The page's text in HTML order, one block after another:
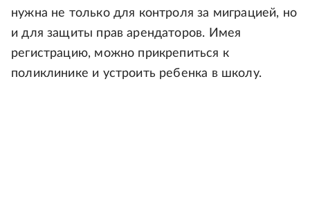
нужна не только для контроля за миграцией, но
и для защиты прав арендаторов. Имея
регистрацию, можно прикрепиться к
поликлинике и устроить ребенка в школу.